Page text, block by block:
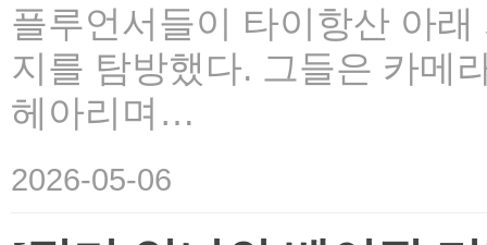
플루언서들이 타이항산 아
지를 탐방했다. 그들은 카메
헤아리며…
2026-05-06